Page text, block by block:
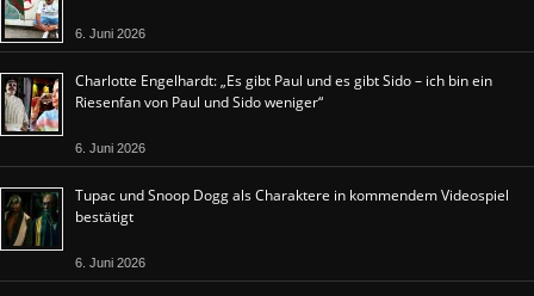
6. Juni 2026
Charlotte Engelhardt: „Es gibt Paul und es gibt Sido – ich bin ein
Riesenfan von Paul und Sido weniger“
6. Juni 2026
Tupac und Snoop Dogg als Charaktere in kommendem Videospiel
bestätigt
6. Juni 2026